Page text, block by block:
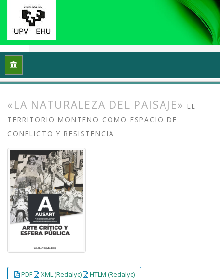
Inicio
«LA NATURALEZA DEL PAISAJE» EL
TERRITORIO MONTEÑO COMO ESPACIO DE
CONFLICTO Y RESISTENCIA
PDF XML (Redalyc) HTLM (Redalyc)